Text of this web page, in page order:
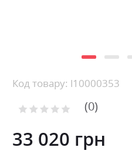
Skip
the
of
the
Код товару: l10000353
Рейтинг: 0
33 020 грн